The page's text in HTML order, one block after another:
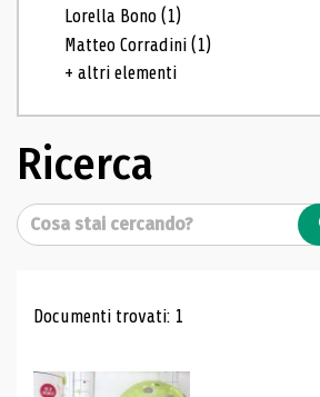
Lorella Bono(1)
Matteo Corradini(1)
+ altri elementi
Ricerca
Cerca
Risultati di ricerca
Documenti trovati: 1